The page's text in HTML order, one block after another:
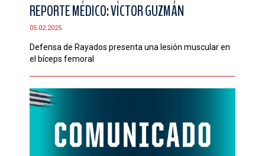
REPORTE MÉDICO: VÍCTOR GUZMÁN
05.02.2025
Defensa de Rayados presenta una lesión muscular en
el bíceps femoral